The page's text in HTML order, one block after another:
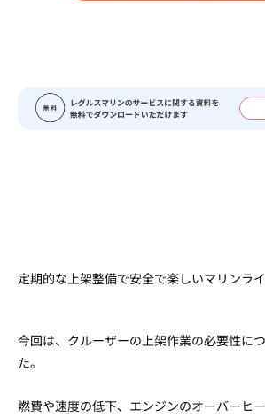
定期的な上架整備で安全で楽しいマリンラ
今回は、クルーザーの上架作業の必要性に
た。
燃費や速度の低下、エンジンのオーバーヒ